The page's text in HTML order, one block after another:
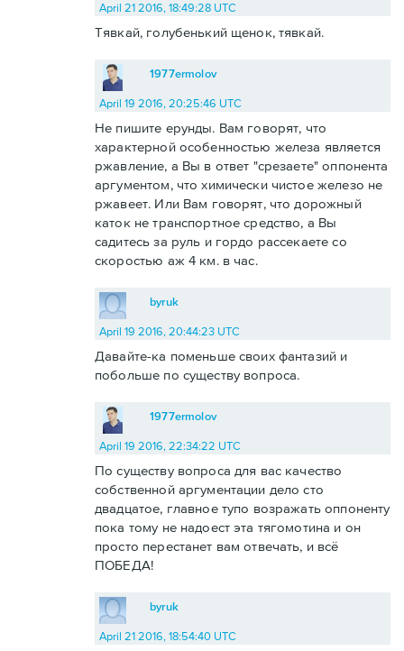
April 21 2016, 18:49:28 UTC
Тявкай, голубенький щенок, тявкай.
1977ermolov
April 19 2016, 20:25:46 UTC
Не пишите ерунды. Вам говорят, что
характерной особенностью железа является
ржавление, а Вы в ответ "срезаете" оппонента
аргументом, что химически чистое железо не
ржавеет. Или Вам говорят, что дорожный
каток не транспортное средство, а Вы
садитесь за руль и гордо рассекаете со
скоростью аж 4 км. в час.
byruk
April 19 2016, 20:44:23 UTC
Давайте-ка поменьше своих фантазий и
побольше по существу вопроса.
1977ermolov
April 19 2016, 22:34:22 UTC
По существу вопроса для вас качество
собственной аргументации дело сто
двадцатое, главное тупо возражать оппоненту
пока тому не надоест эта тягомотина и он
просто перестанет вам отвечать, и всё
ПОБЕДА!
byruk
April 21 2016, 18:54:40 UTC